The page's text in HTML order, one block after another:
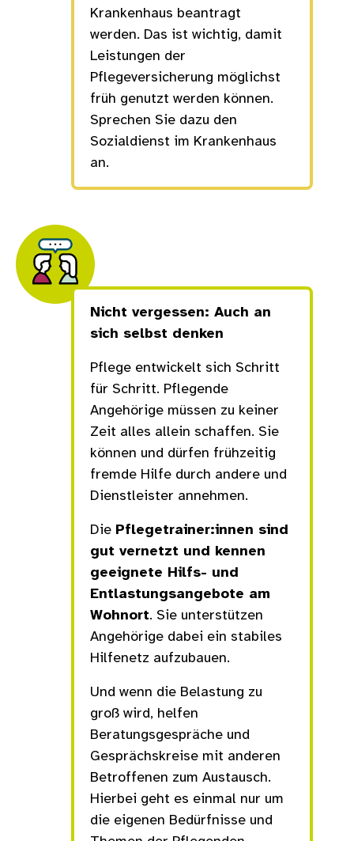
Krankenhaus beantragt
werden. Das ist wichtig, damit
Leistungen der
Pflegeversicherung möglichst
früh genutzt werden können.
Sprechen Sie dazu den
Sozialdienst im Krankenhaus
an.
Nicht vergessen: Auch an
sich selbst denken
Pflege entwickelt sich Schritt
für Schritt. Pflegende
Angehörige müssen zu keiner
Zeit alles allein schaffen. Sie
können und dürfen frühzeitig
fremde Hilfe durch andere und
Dienstleister annehmen.
Die Pflegetrainer:innen sind
gut vernetzt und kennen
geeignete Hilfs- und
Entlastungsangebote am
Wohnort. Sie unterstützen
Angehörige dabei ein stabiles
Hilfenetz aufzubauen.
Und wenn die Belastung zu
groß wird, helfen
Beratungsgespräche und
Gesprächskreise mit anderen
Betroffenen zum Austausch.
Hierbei geht es einmal nur um
die eigenen Bedürfnisse und